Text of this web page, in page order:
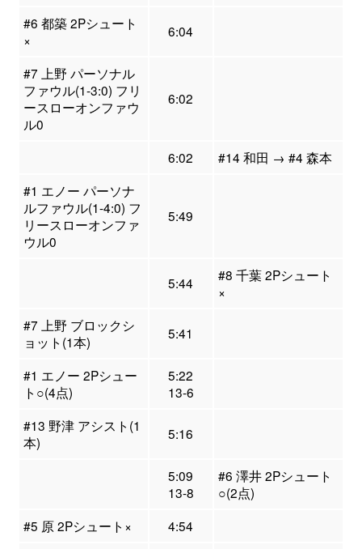
#6 都築 2Pシュート
×
6:04
#7 上野 パーソナル
ファウル(1-3:0) フリ
ースローオンファウ
ル0
6:02
6:02
#14 和田 → #4 森本
#1 エノー パーソナ
ルファウル(1-4:0) フ
リースローオンファ
ウル0
5:49
5:44
#8 千葉 2Pシュート
×
#7 上野 ブロックシ
ョット(1本)
5:41
#1 エノー 2Pシュー
ト○(4点)
5:22
13-6
#13 野津 アシスト(1
本)
5:16
5:09
13-8
#6 澤井 2Pシュート
○(2点)
#5 原 2Pシュート×
4:54